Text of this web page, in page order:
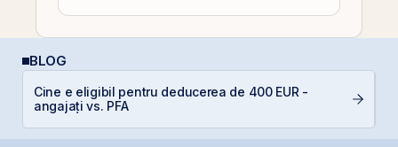
BLOG
Cine e eligibil pentru deducerea de 400 EUR -
angajați vs. PFA